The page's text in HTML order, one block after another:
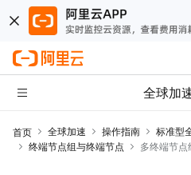
全球加
首页 全球加速 操作指南
标准型
终端节点组与终端节点
多终端节